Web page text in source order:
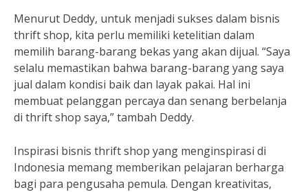
Menurut Deddy, untuk menjadi sukses dalam bisnis
thrift shop, kita perlu memiliki ketelitian dalam
memilih barang-barang bekas yang akan dijual. “Saya
selalu memastikan bahwa barang-barang yang saya
jual dalam kondisi baik dan layak pakai. Hal ini
membuat pelanggan percaya dan senang berbelanja
di thrift shop saya,” tambah Deddy.
Inspirasi bisnis thrift shop yang menginspirasi di
Indonesia memang memberikan pelajaran berharga
bagi para pengusaha pemula. Dengan kreativitas,